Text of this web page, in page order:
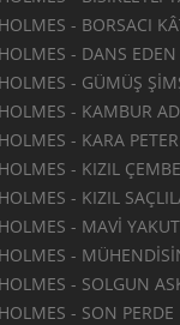
- BORSACI
- DANS
- GÜMÜŞ
- KAMBUR
- KARA PETER
- KIZIL
- KIZIL
- MAVİ YAKUT
-
- SOLGUN
- SON PERDE